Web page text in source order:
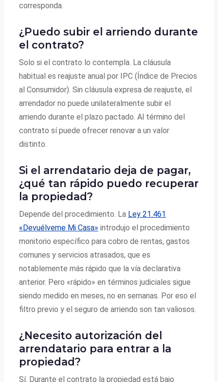
corresponda.
¿Puedo subir el arriendo durante
el contrato?
Solo si el contrato lo contempla. La cláusula
habitual es reajuste anual por IPC (Índice de Precios
al Consumidor). Sin cláusula expresa de reajuste, el
arrendador no puede unilateralmente subir el
arriendo durante el plazo pactado. Al término del
contrato sí puede ofrecer renovar a un valor
distinto.
Si el arrendatario deja de pagar,
¿qué tan rápido puedo recuperar
la propiedad?
Depende del procedimiento. La Ley 21.461
«Devuélveme Mi Casa» introdujo el procedimiento
monitorio específico para cobro de rentas, gastos
comunes y servicios atrasados, que es
notablemente más rápido que la vía declarativa
anterior. Pero «rápido» en términos judiciales sigue
siendo medido en meses, no en semanas. Por eso el
filtro previo y el seguro de arriendo son tan valiosos.
¿Necesito autorización del
arrendatario para entrar a la
propiedad?
Sí. Durante el contrato la propiedad está bajo